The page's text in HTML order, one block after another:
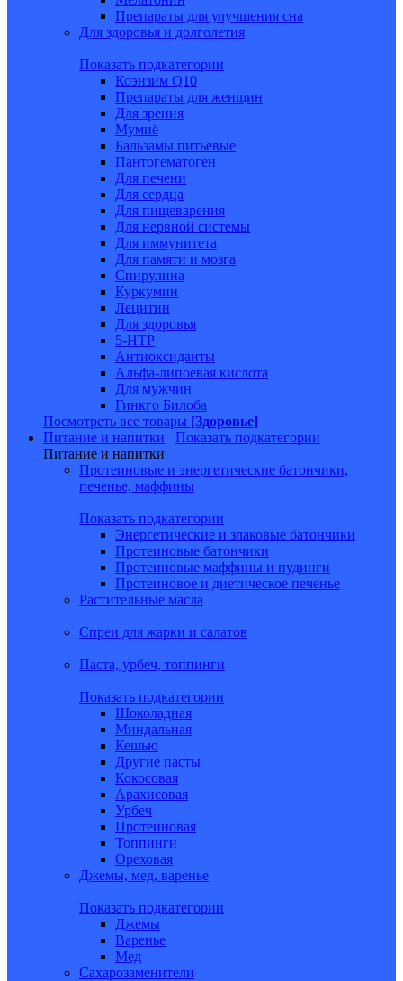
Препараты для улучшения сна
Для здоровья и долголетия
Показать подкатегории
Коэнзим Q10
Препараты для женщин
Для зрения
Мумиё
Бальзамы питьевые
Пантогематоген
Для печени
Для сердца
Для пищеварения
Для нервной системы
Для иммунитета
Для памяти и мозга
Спирулина
Куркумин
Лецитин
Для здоровья
5-HTP
Антиоксиданты
Альфа-липоевая кислота
Для мужчин
Гинкго Билоба
Посмотреть все товары [Здоровье]
Питание и напитки
Показать подкатегории
Питание и напитки
Протеиновые и энергетические батончики,
печенье, маффины
Показать подкатегории
Энергетические и злаковые батончики
Протеиновые батончики
Протеиновые маффины и пудинги
Протеиновое и диетическое печенье
Растительные масла
Спреи для жарки и салатов
Паста, урбеч, топпинги
Показать подкатегории
Шоколадная
Миндальная
Кешью
Другие пасты
Кокосовая
Арахисовая
Урбеч
Протеиновая
Топпинги
Ореховая
Джемы, мед, варенье
Показать подкатегории
Джемы
Варенье
Мед
Сахарозаменители